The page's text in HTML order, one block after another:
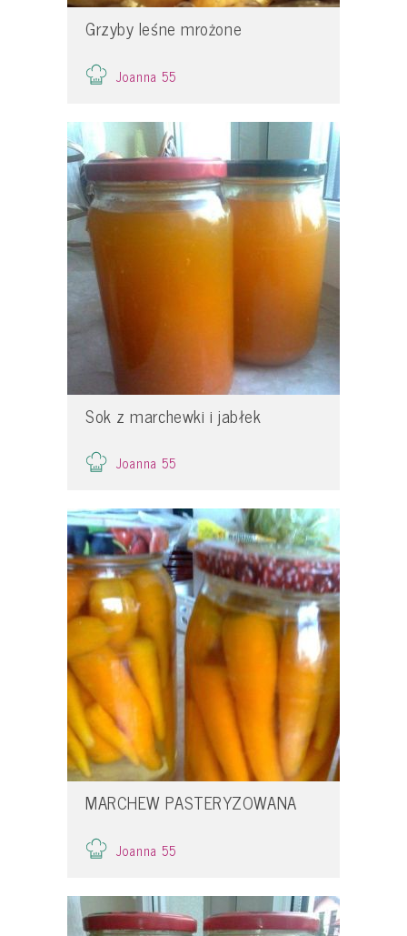
Grzyby leśne mrożone
Joanna 55
Sok z marchewki i jabłek
Joanna 55
MARCHEW PASTERYZOWANA
Joanna 55